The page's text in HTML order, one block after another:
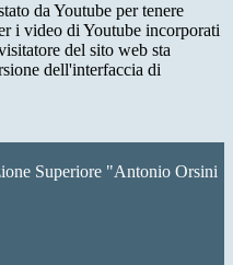
da Youtube per tenere
i video di Youtube incorporati
del sito web sta
dell'interfaccia di
Superiore "Antonio Orsini